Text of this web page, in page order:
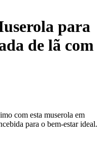
para
de lã com
com esta muserola em
para o bem-estar ideal.